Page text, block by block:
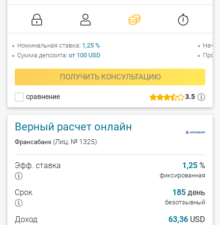
3.5
сравнение
ПОЛУЧИТЬ КОНСУЛЬТАЦИЮ
Номинальная ставка 1,25 %
Сумма депозита от 100 USD
Верный расчет онлайн
Франсабанк (Лиц. № 1325)
Эфф. ставка 1,25 %
фиксированная
Срок 185 день
безотзывный
Доход 63,36 USD